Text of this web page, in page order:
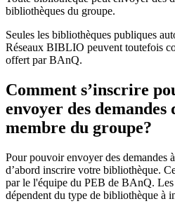
bibliothèques du groupe.
Seules les bibliothèques publiques
Réseaux BIBLIO peuvent toutefois
offert par BAnQ.
Comment s’inscrire
envoyer des demandes
membre du groupe?
Pour pouvoir envoyer des demandes
d’abord inscrire votre bibliothèque.
par le l'équipe du PEB de BAnQ. Les
dépendent du type de bibliothèque à